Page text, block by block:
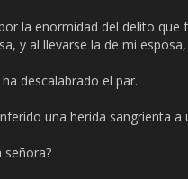
la enormidad del delito
y al llevarse la de mi
descalabrado el par.
una herida sangrienta a
señora?